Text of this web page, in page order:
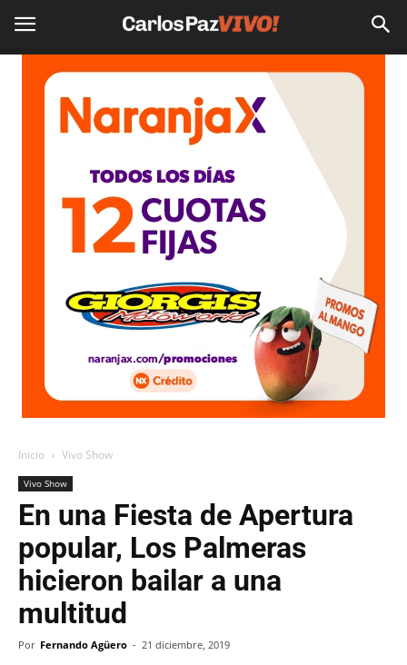
Inicio Vivo Show
Vivo Show
En una Fiesta de Apertura
popular, Los Palmeras
hicieron bailar a una
multitud
Por Fernando Agüero - 21 diciembre, 2019